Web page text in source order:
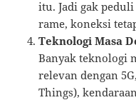
itu. Jadi gak
rame, koneksi
Teknologi Masa
Banyak teknologi
relevan dengan
Things),